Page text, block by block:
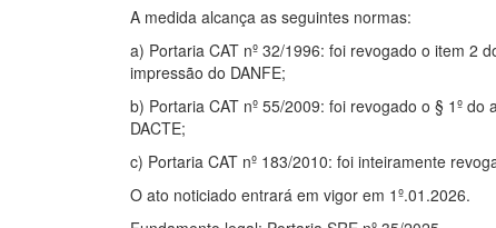
A medida alcança as seguintes normas:
a) Portaria CAT nº 32/1996: foi revogado o item 2
impressão do DANFE;
b) Portaria CAT nº 55/2009: foi revogado o § 1º
DACTE;
c) Portaria CAT nº 183/2010: foi inteiramente
O ato noticiado entrará em vigor em 1º.01.2026.